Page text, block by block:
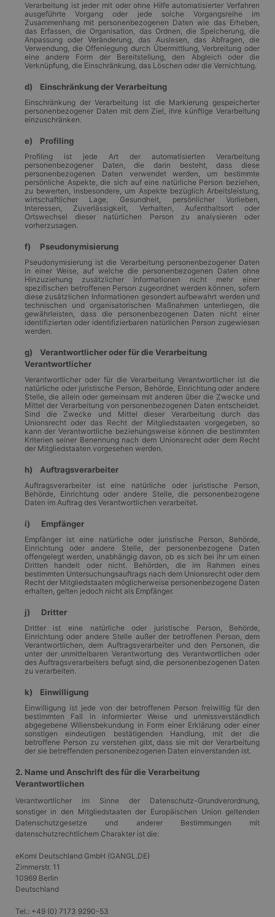
Verarbeitung ist jeder mit oder ohne Hilfe automatisierter Verfahren
ausgeführte Vorgang oder jede solche Vorgangsreihe im
Zusammenhang mit personenbezogenen Daten wie das Erheben,
das Erfassen, die Organisation, das Ordnen, die Speicherung, die
Anpassung oder Veränderung, das Auslesen, das Abfragen, die
Verwendung, die Offenlegung durch Übermittlung, Verbreitung oder
eine andere Form der Bereitstellung, den Abgleich oder die
Verknüpfung, die Einschränkung, das Löschen oder die Vernichtung.
d) Einschränkung der Verarbeitung
Einschränkung der Verarbeitung ist die Markierung gespeicherter
personenbezogener Daten mit dem Ziel, ihre künftige Verarbeitung
einzuschränken.
e) Profiling
Profiling ist jede Art der automatisierten Verarbeitung
personenbezogener Daten, die darin besteht, dass diese
personenbezogenen Daten verwendet werden, um bestimmte
persönliche Aspekte, die sich auf eine natürliche Person beziehen,
zu bewerten, insbesondere, um Aspekte bezüglich Arbeitsleistung,
wirtschaftlicher Lage, Gesundheit, persönlicher Vorlieben,
Interessen, Zuverlässigkeit, Verhalten, Aufenthaltsort oder
Ortswechsel dieser natürlichen Person zu analysieren oder
vorherzusagen.
f) Pseudonymisierung
Pseudonymisierung ist die Verarbeitung personenbezogener Daten
in einer Weise, auf welche die personenbezogenen Daten ohne
Hinzuziehung zusätzlicher Informationen nicht mehr einer
spezifischen betroffenen Person zugeordnet werden können, sofern
diese zusätzlichen Informationen gesondert aufbewahrt werden und
technischen und organisatorischen Maßnahmen unterliegen, die
gewährleisten, dass die personenbezogenen Daten nicht einer
identifizierten oder identifizierbaren natürlichen Person zugewiesen
werden.
g) Verantwortlicher oder für die Verarbeitung
Verantwortlicher
Verantwortlicher oder für die Verarbeitung Verantwortlicher ist die
natürliche oder juristische Person, Behörde, Einrichtung oder andere
Stelle, die allein oder gemeinsam mit anderen über die Zwecke und
Mittel der Verarbeitung von personenbezogenen Daten entscheidet.
Sind die Zwecke und Mittel dieser Verarbeitung durch das
Unionsrecht oder das Recht der Mitgliedstaaten vorgegeben, so
kann der Verantwortliche beziehungsweise können die bestimmten
Kriterien seiner Benennung nach dem Unionsrecht oder dem Recht
der Mitgliedstaaten vorgesehen werden.
h) Auftragsverarbeiter
Auftragsverarbeiter ist eine natürliche oder juristische Person,
Behörde, Einrichtung oder andere Stelle, die personenbezogene
Daten im Auftrag des Verantwortlichen verarbeitet.
i) Empfänger
Empfänger ist eine natürliche oder juristische Person, Behörde,
Einrichtung oder andere Stelle, der personenbezogene Daten
offengelegt werden, unabhängig davon, ob es sich bei ihr um einen
Dritten handelt oder nicht. Behörden, die im Rahmen eines
bestimmten Untersuchungsauftrags nach dem Unionsrecht oder dem
Recht der Mitgliedstaaten möglicherweise personenbezogene Daten
erhalten, gelten jedoch nicht als Empfänger.
j) Dritter
Dritter ist eine natürliche oder juristische Person, Behörde,
Einrichtung oder andere Stelle außer der betroffenen Person, dem
Verantwortlichen, dem Auftragsverarbeiter und den Personen, die
unter der unmittelbaren Verantwortung des Verantwortlichen oder
des Auftragsverarbeiters befugt sind, die personenbezogenen Daten
zu verarbeiten.
k) Einwilligung
Einwilligung ist jede von der betroffenen Person freiwillig für den
bestimmten Fall in informierter Weise und unmissverständlich
abgegebene Willensbekundung in Form einer Erklärung oder einer
sonstigen eindeutigen bestätigenden Handlung, mit der die
betroffene Person zu verstehen gibt, dass sie mit der Verarbeitung
der sie betreffenden personenbezogenen Daten einverstanden ist.
2. Name und Anschrift des für die Verarbeitung
Verantwortlichen
Verantwortlicher im Sinne der Datenschutz-Grundverordnung,
sonstiger in den Mitgliedstaaten der Europäischen Union geltenden
Datenschutzgesetze und anderer Bestimmungen mit
datenschutzrechtlichem Charakter ist die:
eKomi Deutschland GmbH (GANGL.DE)
Zimmerstr. 11
10969 Berlin
Deutschland
Tel.: +49 (0) 7173 9290-53